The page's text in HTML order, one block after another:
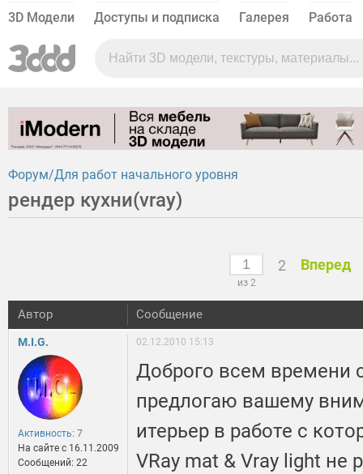
3D Модели Доступы и подписка Галерея Работа
Форум Для работ начального уровня
рендер кухни(vray)
из 2
2 Вперед
Автор Сообщение
M.I.G.
Активность: 7
На сайте c 16.11.2009
Сообщений: 22
02.12.2010 15:13
Доброго всем времени
предлогаю вашему
итерьер в работе с
VRay mat & Vray light не